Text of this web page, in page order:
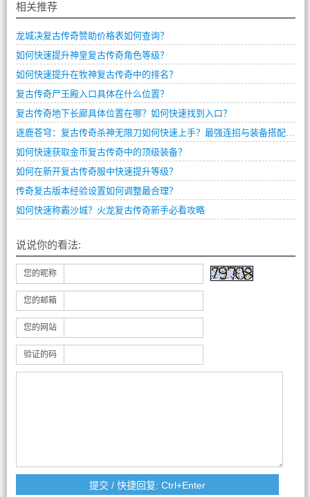
相关推荐
龙城决复古传奇赞助价格表如何查询？
如何快速提升神皇复古传奇角色等级？
如何快速提升在牧神复古传奇中的排名？
复古传奇尸王殿入口具体在什么位置？
复古传奇地下长廊具体位置在哪？如何快速找到入口？
逐鹿苍穹：复古传奇杀神无限刀如何快速上手？最强连招与装备搭配全解析
如何快速获取金币复古传奇中的顶级装备？
如何在新开复古传奇服中快速提升等级？
传奇复古版本经验设置如何调整最合理？
如何快速称霸沙城？火龙复古传奇新手必看攻略
说说你的看法:
您的昵称
您的邮箱
您的网站
验证的码